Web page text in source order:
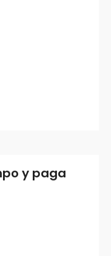
y paga